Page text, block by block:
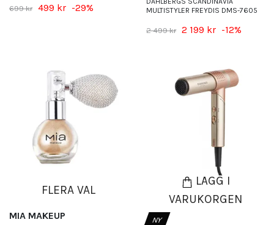
699 kr 499 kr -29%
MULTISTYLER FREYDIS DMS-7605
2 499 kr 2 199 kr -12%
FLERA VAL
MIA MAKEUP
LÄGG I
VARUKORGEN
NY